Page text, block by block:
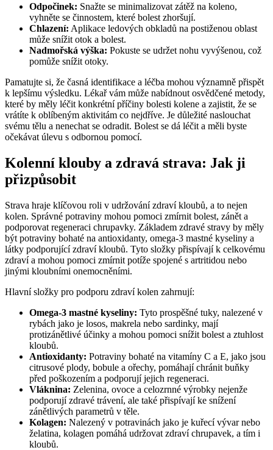
Odpočinek: Snažte se minimalizovat zátěž na koleno,
vyhněte se činnostem, které bolest zhoršují.
Chlazení: Aplikace ledových obkladů na postiženou oblast
může snížit otok a bolest.
Nadmořská výška: Pokuste se udržet nohu vyvýšenou, což
pomůže snížit otoky.
Pamatujte si, že časná identifikace a léčba mohou významně přispět
k lepšímu výsledku. Lékař vám může nabídnout osvědčené metody,
které by měly léčit konkrétní příčiny bolesti kolene a zajistit, že se
vrátíte k oblíbeným aktivitám co nejdříve. Je důležité naslouchat
svému tělu a nenechat se odradit. Bolest se dá léčit a měli byste
očekávat úlevu s odbornou pomocí.
Kolenní klouby a zdravá strava: Jak ji
přizpůsobit
Strava hraje klíčovou roli v udržování zdraví kloubů, a to nejen
kolen. Správné potraviny mohou pomoci zmírnit bolest, zánět a
podporovat regeneraci chrupavky. Základem zdravé stravy by měly
být potraviny bohaté na antioxidanty, omega-3 mastné kyseliny a
látky podporující zdraví kloubů. Tyto složky přispívají k celkovému
zdraví a mohou pomoci zmírnit potíže spojené s artritidou nebo
jinými kloubními onemocněními.
Hlavní složky pro podporu zdraví kolen zahrnují:
Omega-3 mastné kyseliny: Tyto prospěšné tuky, nalezené v
rybách jako je losos, makrela nebo sardinky, mají
protizánětlivé účinky a mohou pomoci snížit bolest a ztuhlost
kloubů.
Antioxidanty: Potraviny bohaté na vitamíny C a E, jako jsou
citrusové plody, bobule a ořechy, pomáhají chránit buňky
před poškozením a podporují jejich regeneraci.
Vláknina: Zelenina, ovoce a celozrnné výrobky nejenže
podporují zdravé trávení, ale také přispívají ke snížení
zánětlivých parametrů v těle.
Kolagen: Nalezený v potravinách jako je kuřecí vývar nebo
želatina, kolagen pomáhá udržovat zdraví chrupavek, a tím i
kloubů.